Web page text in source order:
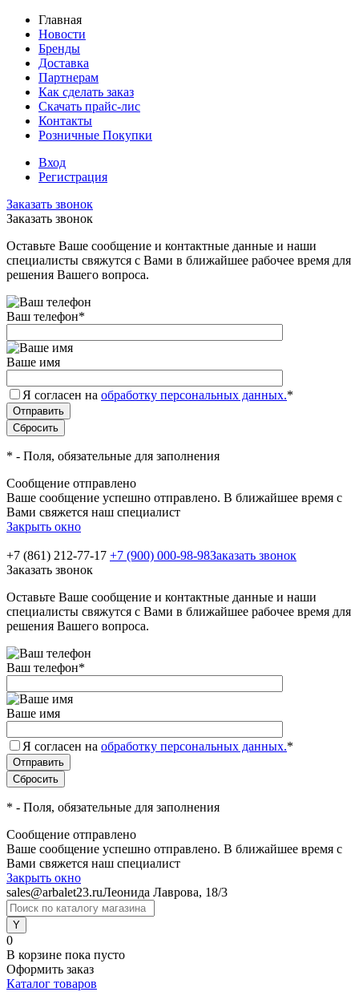
Главная
Новости
Бренды
Доставка
Партнерам
Как сделать заказ
Скачать прайс-лис
Контакты
Розничные Покупки
Вход
Регистрация
Заказать звонок
Заказать звонок
Оставьте Ваше сообщение и контактные данные и наши
специалисты свяжутся с Вами в ближайшее рабочее время для
решения Вашего вопроса.
Ваш телефон*
Ваше имя
Я согласен на обработку персональных данных.*
* - Поля, обязательные для заполнения
Сообщение отправлено
Ваше сообщение успешно отправлено. В ближайшее время с
Вами свяжется наш специалист
Закрыть окно
+7 (861) 212-77-17 +7 (900) 000-98-98Заказать звонок
Заказать звонок
Оставьте Ваше сообщение и контактные данные и наши
специалисты свяжутся с Вами в ближайшее рабочее время для
решения Вашего вопроса.
Ваш телефон*
Ваше имя
Я согласен на обработку персональных данных.*
* - Поля, обязательные для заполнения
Сообщение отправлено
Ваше сообщение успешно отправлено. В ближайшее время с
Вами свяжется наш специалист
Закрыть окно
sales@arbalet23.ruЛеонида Лаврова, 18/3
0
В корзине пока пусто
Оформить заказ
Каталог товаров